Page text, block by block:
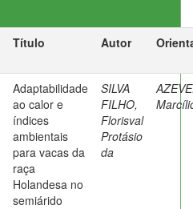
Título Autor
Adaptabilidade
ao calor e
índices
ambientais
para vacas da
raça
Holandesa no
semiárido
SILVA
FILHO,
Florisval
Protásio
da